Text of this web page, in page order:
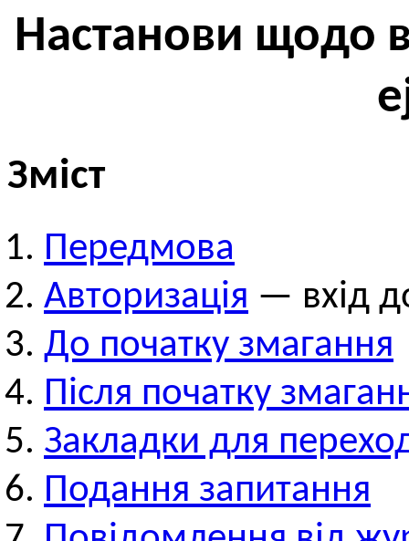
Настанови щодо
Зміст
Передмова
Авторизація — вхід
До початку змагання
Після початку
Закладки для
Подання запитання